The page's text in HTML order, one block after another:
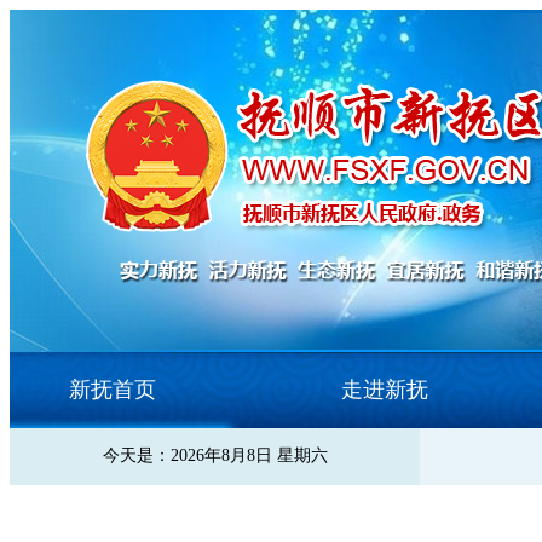
新抚首页 走进新抚
今天是：2026年8月8日 星期六